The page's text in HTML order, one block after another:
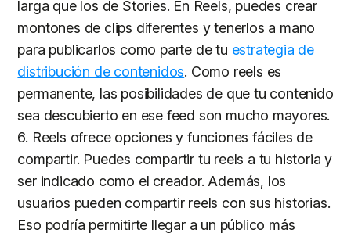
larga que los de Stories. En Reels, puedes crear
montones de clips diferentes y tenerlos a mano
para publicarlos como parte de tu estrategia de
distribución de contenidos. Como reels es
permanente, las posibilidades de que tu contenido
sea descubierto en ese feed son mucho mayores.
6. Reels ofrece opciones y funciones fáciles de
compartir. Puedes compartir tu reels a tu historia y
ser indicado como el creador. Además, los
usuarios pueden compartir reels con sus historias.
Eso podría permitirte llegar a un público más